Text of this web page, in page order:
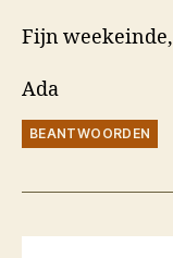
Fijn weekeinde,
Ada
BEANTWOORDEN